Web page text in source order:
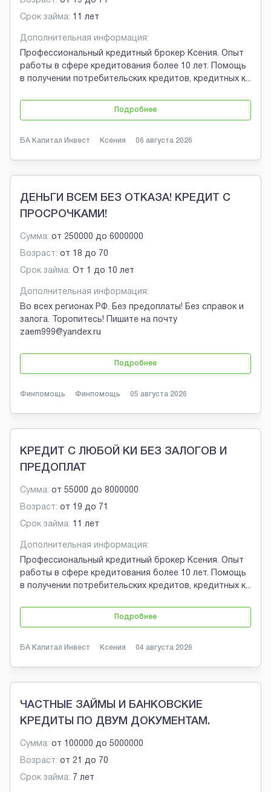
Срок займа: 11 лет
Дополнительная информация:
Профессиональный кредитный брокер Ксения. Опыт
работы в сфере кредитования более 10 лет. Помощь
в получении потребительских кредитов, кредитных к...
Подробнее
БА Капитал Инвест Ксения 06 августа 2026
ДЕНЬГИ ВСЕМ БЕЗ ОТКАЗА! КРЕДИТ С
ПРОСРОЧКАМИ!
Сумма: от 250000 до 6000000
Возраст: от 18 до 70
Срок займа: От 1 до 10 лет
Дополнительная информация:
Во всех регионах РФ. Без предоплаты! Без справок и
залога. Торопитесь! Пишите на почту
zaem999@yandex.ru
Подробнее
Финпомощь Финпомощь 05 августа 2026
КРЕДИТ С ЛЮБОЙ КИ БЕЗ ЗАЛОГОВ И
ПРЕДОПЛАТ
Сумма: от 55000 до 8000000
Возраст: от 19 до 71
Срок займа: 11 лет
Дополнительная информация:
Профессиональный кредитный брокер Ксения. Опыт
работы в сфере кредитования более 10 лет. Помощь
в получении потребительских кредитов, кредитных к...
Подробнее
БА Капитал Инвест Ксения 04 августа 2026
ЧАСТНЫЕ ЗАЙМЫ И БАНКОВСКИЕ
КРЕДИТЫ ПО ДВУМ ДОКУМЕНТАМ.
Сумма: от 100000 до 5000000
Возраст: от 21 до 70
Срок займа: 7 лет